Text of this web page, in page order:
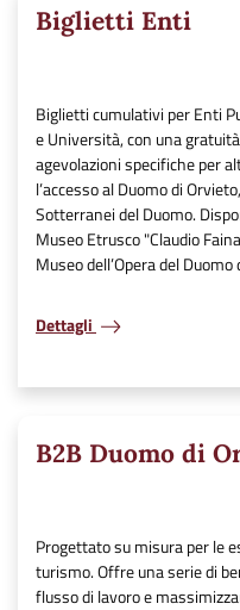
Biglietti Enti
Biglietti cumulativi per Enti
e Università, con una
agevolazioni specifiche per
l’accesso al Duomo di
Sotterranei del Duomo.
Museo Etrusco "Claudio
Museo dell’Opera del Duomo
Dettagli
B2B Duomo di
Progettato su misura per le
turismo. Offre una serie di
flusso di lavoro e